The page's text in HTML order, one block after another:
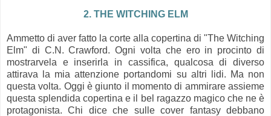
2. THE WITCHING ELM
Ammetto di aver fatto la corte alla copertina di "The Witching
Elm" di C.N. Crawford. Ogni volta che ero in procinto di
mostrarvela e inserirla in cassifica, qualcosa di diverso
attirava la mia attenzione portandomi su altri lidi. Ma non
questa volta. Oggi è giunto il momento di ammirare assieme
questa splendida copertina e il bel ragazzo magico che ne è
protagonista. Chi dice che sulle cover fantasy debbano